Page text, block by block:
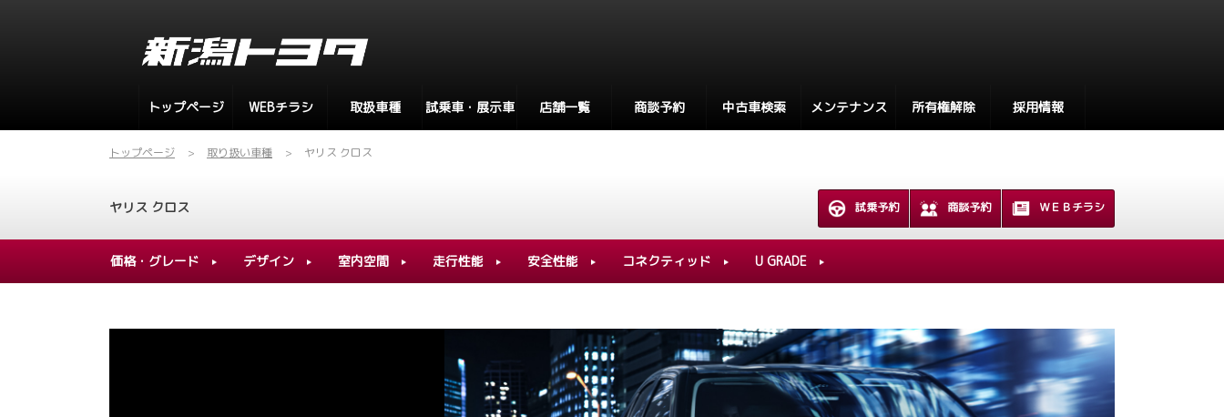
トップページ WEBチラシ 取扱車種 試乗車・展示車 店舗一覧 商談予約 中古車検索 メンテナンス 所有権解除 採用情報
トップページ 取り扱い車種 ヤリス クロス
ヤリス クロス 試乗予約 商談予約 ＷＥＢチラシ
価格・グレード デザイン 室内空間 走行性能 安全性能 コネクティッド U GRADE